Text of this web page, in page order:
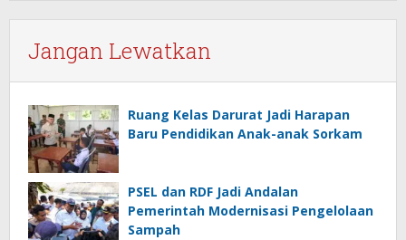
Jangan Lewatkan
Ruang Kelas Darurat Jadi Harapan
Baru Pendidikan Anak-anak Sorkam
PSEL dan RDF Jadi Andalan
Pemerintah Modernisasi Pengelolaan
Sampah